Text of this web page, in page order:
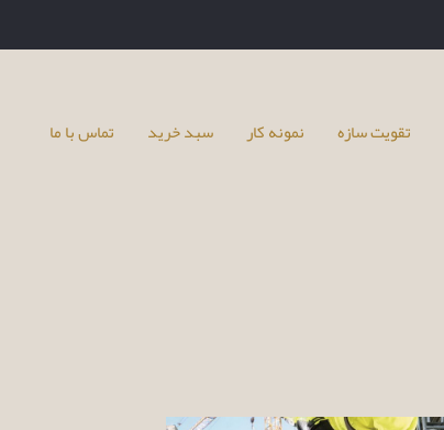
تقویت سازه نمونه کار سبد خرید تماس با ما